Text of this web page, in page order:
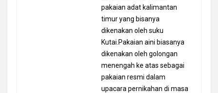
pakaian adat kalimantan
timur yang bisanya
dikenakan oleh suku
Kutai.Pakaian aini biasanya
dikenakan oleh golongan
menengah ke atas sebagai
pakaian resmi dalam
upacara pernikahan di masa